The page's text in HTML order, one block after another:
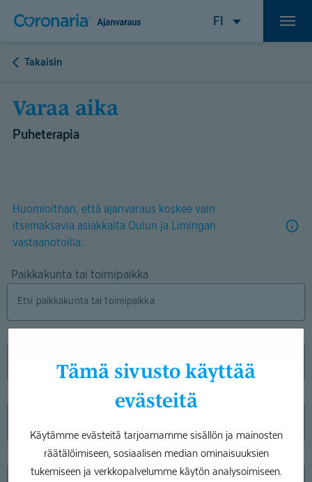
Tämä sivusto käyttää
evästeitä
Käytämme evästeitä tarjoamamme sisällön ja mainosten
räätälöimiseen, sosiaalisen median ominaisuuksien
tukemiseen ja verkkopalvelumme käytön analysoimiseen.
Takaisin
Varaa aika
Puheterapia
Huomioithan, että ajanvaraus koskee vain
itsemaksavia asiakkaita Oulun ja Limingan
vastaanotoilla.
Paikkakunta tai toimipaikka